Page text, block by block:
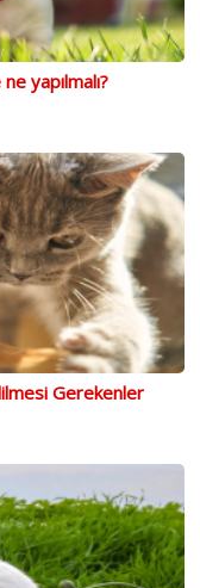
yapılmalı?
Gerekenler